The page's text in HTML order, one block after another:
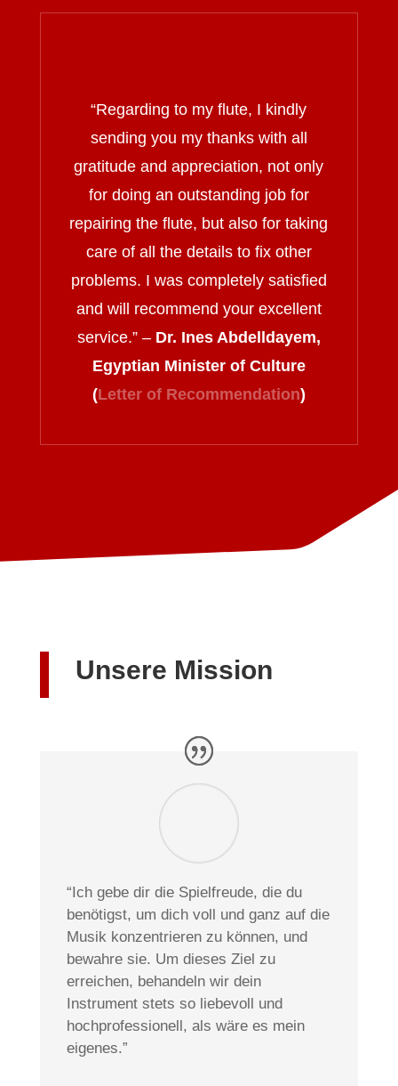
“Regarding to my flute, I kindly
sending you my thanks with all
gratitude and appreciation, not only
for doing an outstanding job for
repairing the flute, but also for taking
care of all the details to fix other
problems. I was completely satisfied
and will recommend your excellent
service.” – Dr. Ines Abdelldayem,
Egyptian Minister of Culture
(Letter of Recommendation)
Unsere Mission
“Ich gebe dir die Spielfreude, die du
benötigst, um dich voll und ganz auf die
Musik konzentrieren zu können, und
bewahre sie. Um dieses Ziel zu
erreichen, behandeln wir dein
Instrument stets so liebevoll und
hochprofessionell, als wäre es mein
eigenes.”